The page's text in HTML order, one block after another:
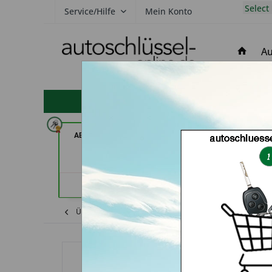
Service/Hilfe Mein Konto Select
hohe Kundenzufriedenheit
ABC Schlüsseldienst - Frank
Schuh-
BEKASCHO;
Übersicht Shop Chevrolet